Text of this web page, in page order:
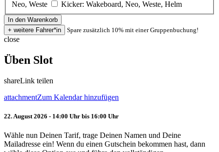
Neo, Weste
Kicker: Wakeboard, Neo, Weste, Helm
Spare zusätzlich 10% mit einer Gruppenbuchung!
close
Üben Slot
shareLink teilen
attachmentZum Kalendar hinzufügen
22. August 2026 - 14:00 Uhr bis 16:00 Uhr
Wähle nun Deinen Tarif, trage Deinen Namen und Deine
Mailadresse ein! Wenn du einen Gutschein bekommen hast, dann